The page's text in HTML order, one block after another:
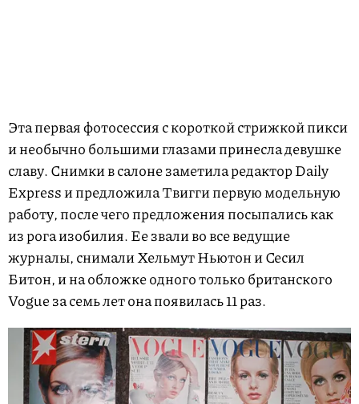
Эта первая фотосессия с короткой стрижкой пикси
и необычно большими глазами принесла девушке
славу. Снимки в салоне заметила редактор Daily
Express и предложила Твигги первую модельную
работу, после чего предложения посыпались как
из рога изобилия. Ее звали во все ведущие
журналы, снимали Хельмут Ньютон и Сесил
Битон, и на обложке одного только британского
Vogue за семь лет она появилась 11 раз.